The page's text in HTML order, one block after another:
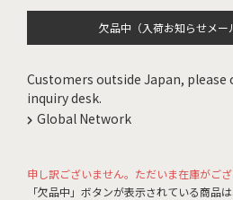
欠品中（入荷お知らせメー
Customers outside Japan,
inquiry desk.
Global Network
申し訳ございません。ただいま在庫がござ
「欠品中」ボタンが表示されている商品